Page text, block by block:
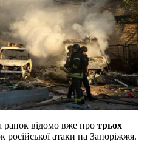
відомо вже про трьох
російської атаки на Запоріжжя.